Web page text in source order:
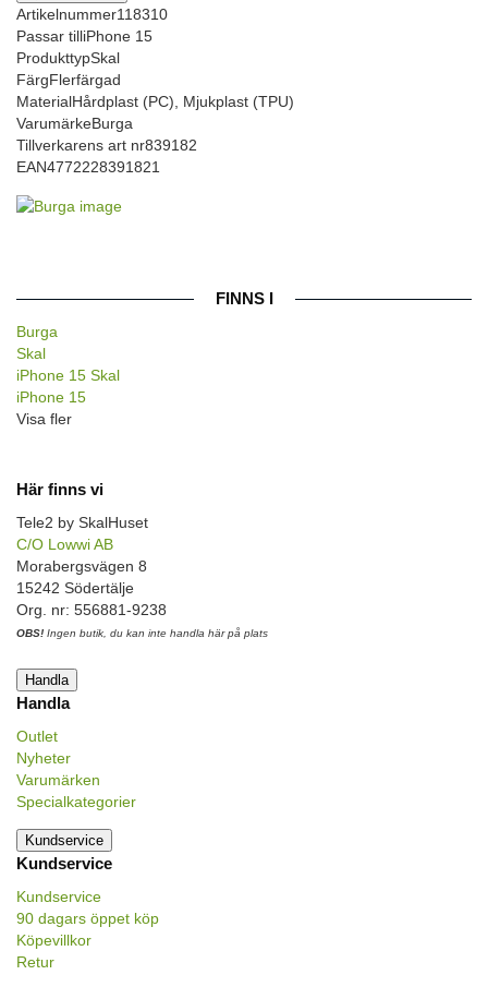
Artikelnummer118310
Passar tilliPhone 15
ProdukttypSkal
FärgFlerfärgad
MaterialHårdplast (PC), Mjukplast (TPU)
VarumärkeBurga
Tillverkarens art nr839182
EAN4772228391821
FINNS I
Burga
Skal
iPhone 15 Skal
iPhone 15
Visa fler
Här finns vi
Tele2 by SkalHuset
C/O Lowwi AB
Morabergsvägen 8
15242 Södertälje
Org. nr: 556881-9238
OBS! Ingen butik, du kan inte handla här på plats
Handla
Handla
Outlet
Nyheter
Varumärken
Specialkategorier
Kundservice
Kundservice
Kundservice
90 dagars öppet köp
Köpevillkor
Retur